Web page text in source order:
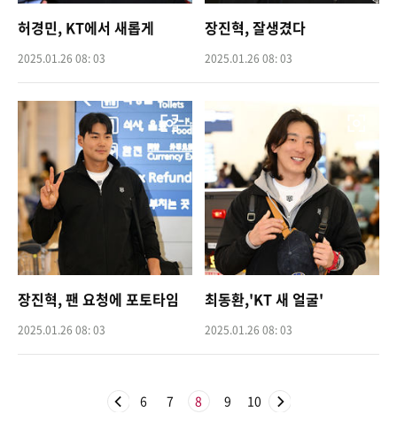
허경민, KT에서 새롭게
2025.01.26 08: 03
장진혁, 잘생겼다
2025.01.26 08: 03
장진혁, 팬 요청에 포토타임
2025.01.26 08: 03
최동환,'KT 새 얼굴'
2025.01.26 08: 03
6 7 8 9 10